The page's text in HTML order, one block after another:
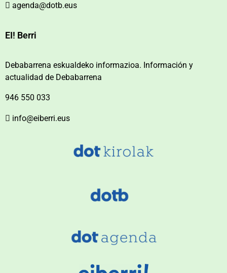
agenda@dotb.eus
EI! Berri
Debabarrena eskualdeko informazioa. Información y
actualidad de Debabarrena
946 550 033
info@eiberri.eus